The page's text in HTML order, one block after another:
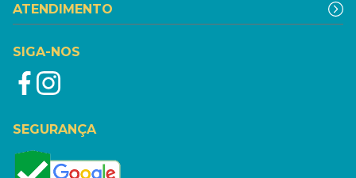
ATENDIMENTO
SIGA-NOS
SEGURANÇA